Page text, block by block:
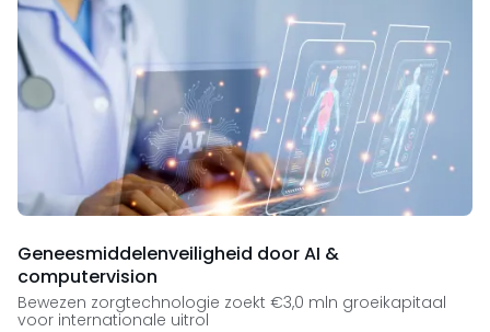
Geneesmiddelenveiligheid door AI &
computervision
Bewezen zorgtechnologie zoekt €3,0 mln groeikapitaal
voor internationale uitrol